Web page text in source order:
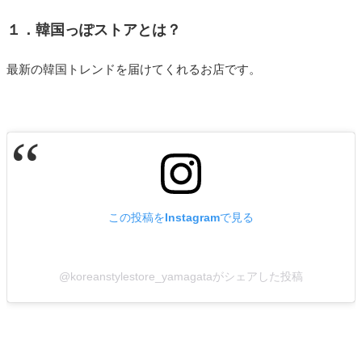
１．韓国っぽストアとは？
最新の韓国トレンドを届けてくれるお店です。
この投稿をInstagramで見る
@koreanstylestore_yamagataがシェアした投稿